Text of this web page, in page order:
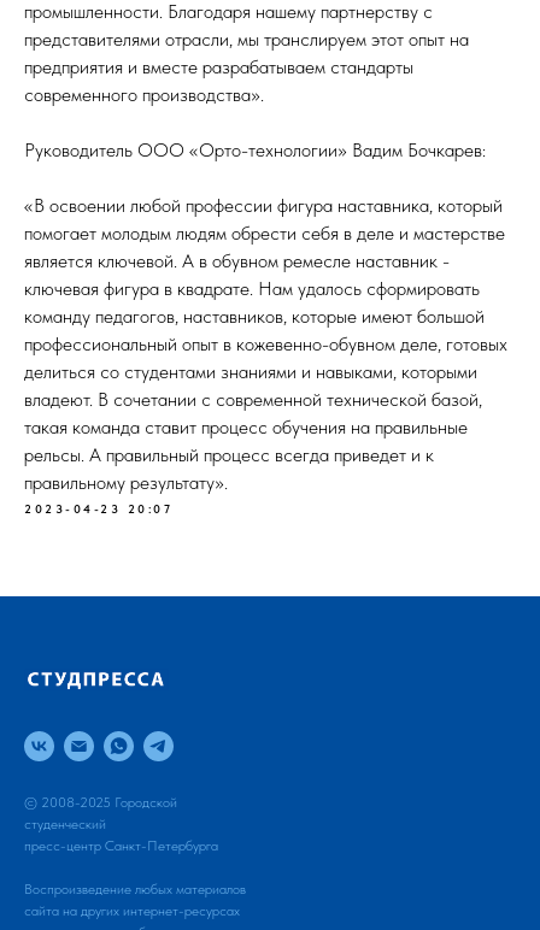
промышленности. Благодаря нашему партнерству с
представителями отрасли, мы транслируем этот опыт на
предприятия и вместе разрабатываем стандарты
современного производства».
Руководитель ООО «Орто-технологии» Вадим Бочкарев:
«В освоении любой профессии фигура наставника, который
помогает молодым людям обрести себя в деле и мастерстве
является ключевой. А в обувном ремесле наставник -
ключевая фигура в квадрате. Нам удалось сформировать
команду педагогов, наставников, которые имеют большой
профессиональный опыт в кожевенно-обувном деле, готовых
делиться со студентами знаниями и навыками, которыми
владеют. В сочетании с современной технической базой,
такая команда ставит процесс обучения на правильные
рельсы. А правильный процесс всегда приведет и к
правильному результату».
2023-04-23 20:07
© 2008-2025 Городской
студенческий
пресс-центр Санкт-Петербурга
Воспроизведение любых материалов
сайта на других интернет-ресурсах